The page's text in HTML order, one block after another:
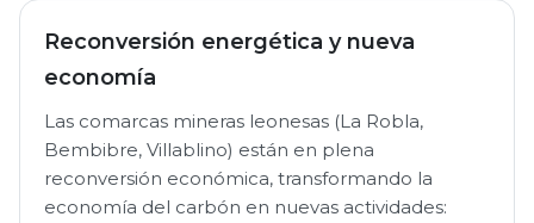
Reconversión energética y nueva
economía
Las comarcas mineras leonesas (La Robla,
Bembibre, Villablino) están en plena
reconversión económica, transformando la
economía del carbón en nuevas actividades: